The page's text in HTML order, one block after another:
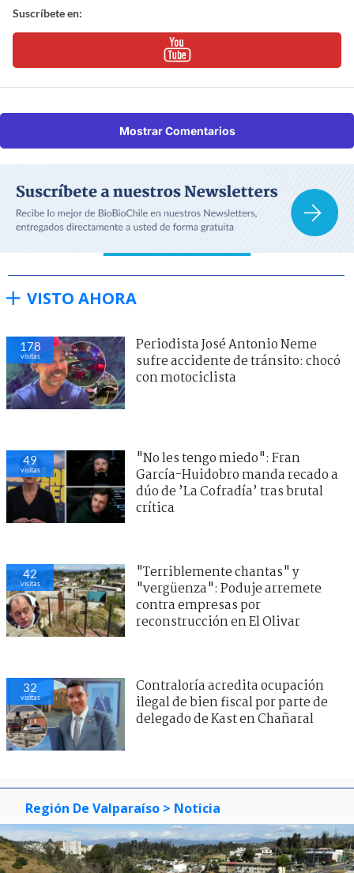
Suscríbete en:
Mostrar Comentarios
VISTO AHORA
171
visitas
Periodista José Antonio Neme
sufre accidente de tránsito: chocó
con motociclista
48
visitas
"No les tengo miedo": Fran
García-Huidobro manda recado a
dúo de ’La Cofradía’ tras brutal
crítica
41
visitas
"Terriblemente chantas" y
"vergüenza": Poduje arremete
contra empresas por
reconstrucción en El Olivar
31
visitas
Contraloría acredita ocupación
ilegal de bien fiscal por parte de
delegado de Kast en Chañaral
Región De Valparaíso > Noticia